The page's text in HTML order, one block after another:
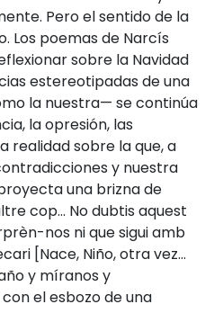
Pero el sentido de la
Los poemas de Narcís
sobre la Navidad
estereotipadas de una
la nuestra— se continúa
la opresión, las
realidad sobre la que, a
y nuestra
una brizna de
cop... No dubtis aquest
nos ni que sigui amb
[Nace, Niño, otra vez...
y míranos y
el esbozo de una